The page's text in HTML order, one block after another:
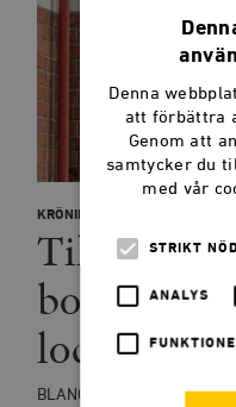
KRÖNIKOR
Till och
lockande
BLANCHE SANDE
Denna
att förbättra
Genom att
samtycker du
med vår
STRIKT
ANALYS